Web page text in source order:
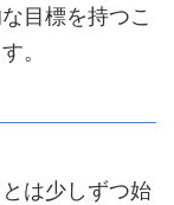
目標を持つこ
。
は少しずつ始